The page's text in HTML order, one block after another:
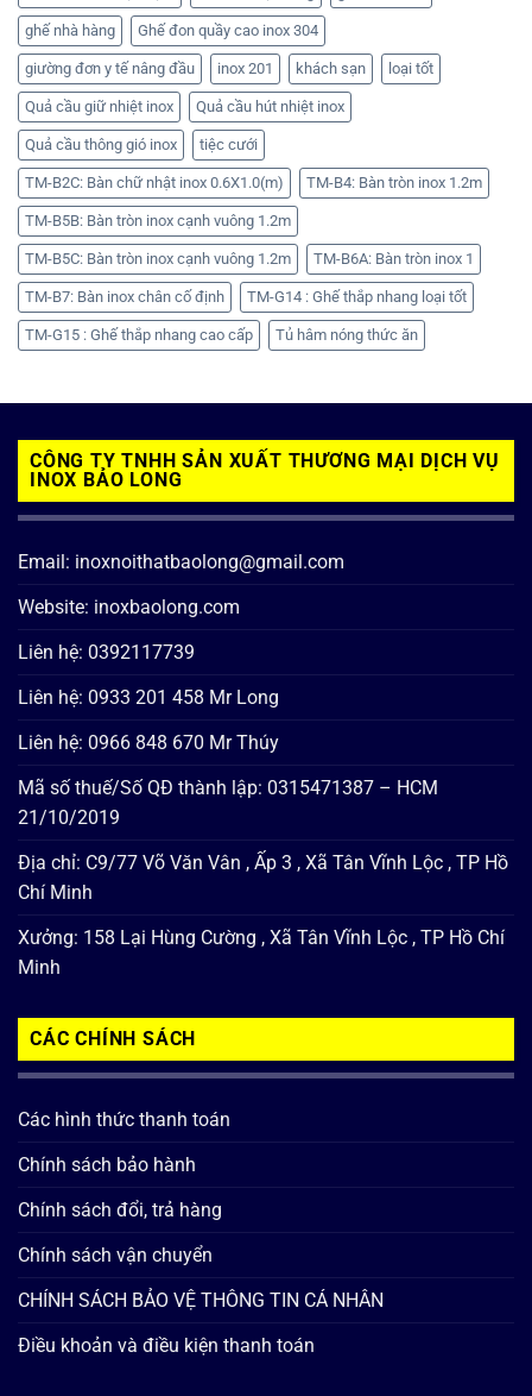
ghế nhà hàng Ghế đon quầy cao inox 304
giường đơn y tế nâng đầu inox 201 khách sạn loại tốt
Quả cầu giữ nhiệt inox Quả cầu hút nhiệt inox
Quả cầu thông gió inox tiệc cưới
TM-B2C: Bàn chữ nhật inox 0.6X1.0(m) TM-B4: Bàn tròn inox 1.2m
TM-B5B: Bàn tròn inox cạnh vuông 1.2m
TM-B5C: Bàn tròn inox cạnh vuông 1.2m TM-B6A: Bàn tròn inox 1
TM-B7: Bàn inox chân cố định TM-G14 : Ghế thắp nhang loại tốt
TM-G15 : Ghế thắp nhang cao cấp Tủ hâm nóng thức ăn
CÔNG TY TNHH SẢN XUẤT THƯƠNG MẠI DỊCH VỤ
INOX BẢO LONG
Email: inoxnoithatbaolong@gmail.com
Website: inoxbaolong.com
Liên hệ: 0392117739
Liên hệ: 0933 201 458 Mr Long
Liên hệ: 0966 848 670 Mr Thúy
Mã số thuế/Số QĐ thành lập: 0315471387 – HCM
21/10/2019
Địa chỉ: C9/77 Võ Văn Vân , Ấp 3 , Xã Tân Vĩnh Lộc , TP Hồ
Chí Minh
Xưởng: 158 Lại Hùng Cường , Xã Tân Vĩnh Lộc , TP Hồ Chí
Minh
CÁC CHÍNH SÁCH
Các hình thức thanh toán
Chính sách bảo hành
Chính sách đổi, trả hàng
Chính sách vận chuyển
CHÍNH SÁCH BẢO VỆ THÔNG TIN CÁ NHÂN
Điều khoản và điều kiện thanh toán